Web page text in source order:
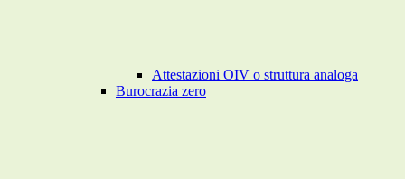
Attestazioni OIV o struttura analoga
Burocrazia zero